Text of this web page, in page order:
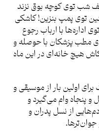
شب توی کوچه بوق نزند
توی پمپ بنزین! کاشکی
اداره‌ها با ارباب رجوع
مطب پزشکان با حوصله و
هیچ خانه‌ای در این ماه
اولین بار از موسیقی و
و پنجاه وام می‌گیرد و
از نسل پدران و